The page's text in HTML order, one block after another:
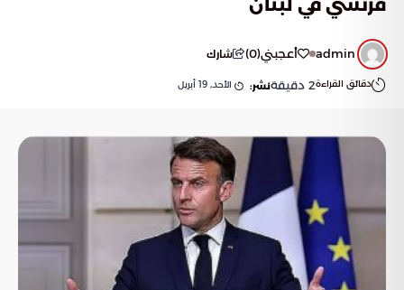
فرنسي في لبنان
admin أعجبني(
0
) شارك
دقائق القراءة2 دقيقةنشر: الأحد, 19 أبريل